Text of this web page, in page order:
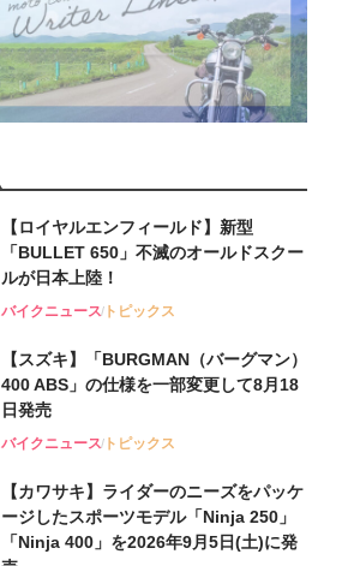
【ロイヤルエンフィールド】新型
「BULLET 650」不滅のオールドスクー
ルが⽇本上陸！
バイクニューストピックス
【スズキ】「BURGMAN（バーグマン）
400 ABS」の仕様を一部変更して8月18
日発売
バイクニューストピックス
【カワサキ】ライダーのニーズをパッケ
ージしたスポーツモデル「Ninja 250」
「Ninja 400」を2026年9月5日(土)に発